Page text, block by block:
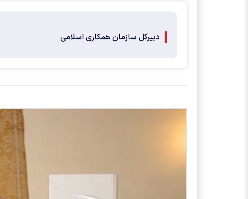
دبیرکل سازمان همکاری اسلامی